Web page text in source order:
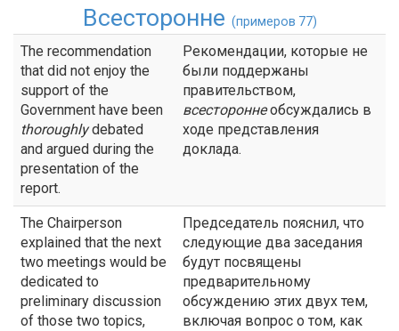
Всесторонне (примеров 77)
The recommendation
that did not enjoy the
support of the
Government have been
thoroughlydebated
and argued during the
presentation of the
report.
Рекомендации, которые не
были поддержаны
правительством,
всестороннеобсуждались в
ходе представления
доклада.
The Chairperson
explained that the next
two meetings would be
dedicated to
preliminary discussion
of those two topics,
Председатель пояснил, что
следующие два заседания
будут посвящены
предварительному
обсуждению этих двух тем,
включая вопрос о том, как